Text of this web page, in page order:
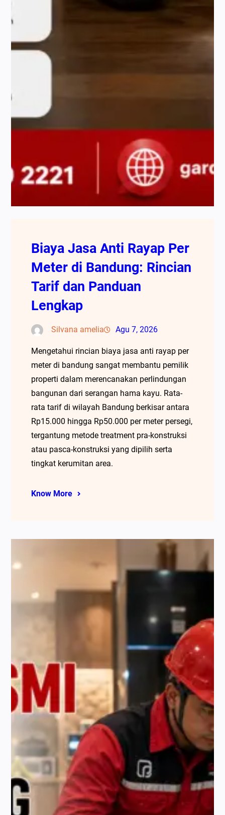
Biaya Jasa Anti Rayap Per
Meter di Bandung: Rincian
Tarif dan Panduan
Lengkap
Silvana amelia Agu 7, 2026
Mengetahui rincian biaya jasa anti rayap per
meter di bandung sangat membantu pemilik
properti dalam merencanakan perlindungan
bangunan dari serangan hama kayu. Rata-
rata tarif di wilayah Bandung berkisar antara
Rp15.000 hingga Rp50.000 per meter persegi,
tergantung metode treatment pra-konstruksi
atau pasca-konstruksi yang dipilih serta
tingkat kerumitan area.
Know More